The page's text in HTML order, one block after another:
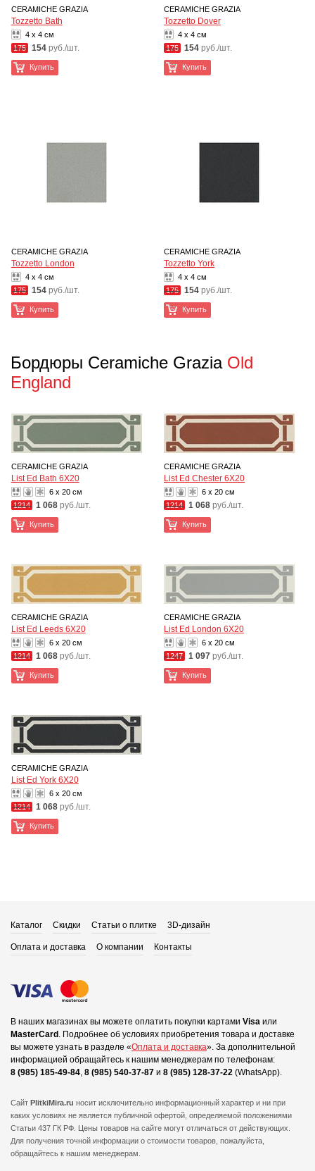
CERAMICHE GRAZIA
Tozzetto Bath
4 x 4 см
175 154 руб./шт.
Купить
CERAMICHE GRAZIA
Tozzetto Dover
4 x 4 см
175 154 руб./шт.
Купить
CERAMICHE GRAZIA
Tozzetto London
4 x 4 см
175 154 руб./шт.
Купить
CERAMICHE GRAZIA
Tozzetto York
4 x 4 см
175 154 руб./шт.
Купить
Бордюры Ceramiche Grazia Old
England
CERAMICHE GRAZIA
List Ed Bath 6X20
6 x 20 см
1214 1 068 руб./шт.
Купить
CERAMICHE GRAZIA
List Ed Chester 6X20
6 x 20 см
1214 1 068 руб./шт.
Купить
CERAMICHE GRAZIA
List Ed Leeds 6X20
6 x 20 см
1214 1 068 руб./шт.
Купить
CERAMICHE GRAZIA
List Ed London 6X20
6 x 20 см
1247 1 097 руб./шт.
Купить
CERAMICHE GRAZIA
List Ed York 6X20
6 x 20 см
1214 1 068 руб./шт.
Купить
Каталог Скидки Статьи о плитке 3D-дизайн
Оплата и доставка О компании Контакты
В наших магазинах вы можете оплатить покупки картами Visa или
MasterCard . Подробнее об условиях приобретения товара и доставке
вы можете узнать в разделе «Оплата и доставка». За дополнительной
информацией обращайтесь к нашим менеджерам по телефонам:
8 (985) 185-49-84, 8 (985) 540-37-87 и 8 (985) 128-37-22 (WhatsApp).
Сайт PlitkiMira.ru носит исключительно информационный характер и ни при
каких условиях не является публичной офертой, определяемой положениями
Статьи 437 ГК РФ. Цены товаров на сайте могут отличаться от действующих.
Для получения точной информации о стоимости товаров, пожалуйста,
обращайтесь к нашим менеджерам.